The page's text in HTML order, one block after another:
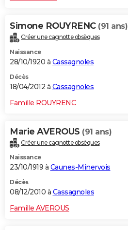
Simone ROUYRENC (91 ans)
Créer une cagnotte obsèques
Naissance
28/10/1920 à Cassagnoles
Décès
18/04/2012 à Cassagnoles
Famille ROUYRENC
Marie AVEROUS (91 ans)
Créer une cagnotte obsèques
Naissance
23/10/1919 à Caunes-Minervois
Décès
08/12/2010 à Cassagnoles
Famille AVEROUS